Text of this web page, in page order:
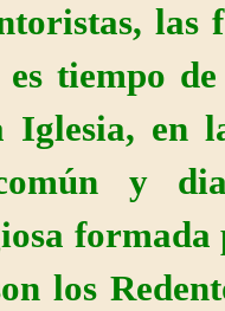
las
tiempo
Iglesia, en
y
formada
los